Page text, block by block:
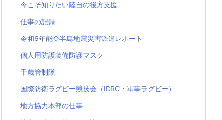
今こそ知りたい陸自の後方支援
仕事の記録
令和6年能登半島地震災害派遣レポート
個人用防護装備防護マスク
千歳管制隊
国際防衛ラグビー競技会（IDRC・軍事ラグビー）
地方協力本部の仕事